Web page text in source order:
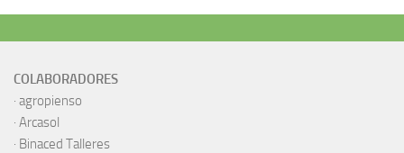
COLABORADORES
· agropienso
· Arcasol
· Binaced Talleres